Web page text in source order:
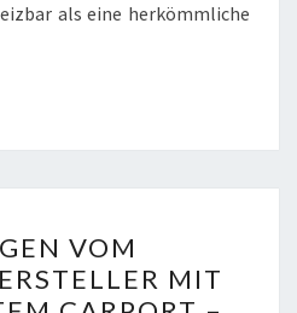
als eine herkömmliche
VOM
GARAGENHERSTELLER
VOM
MIT